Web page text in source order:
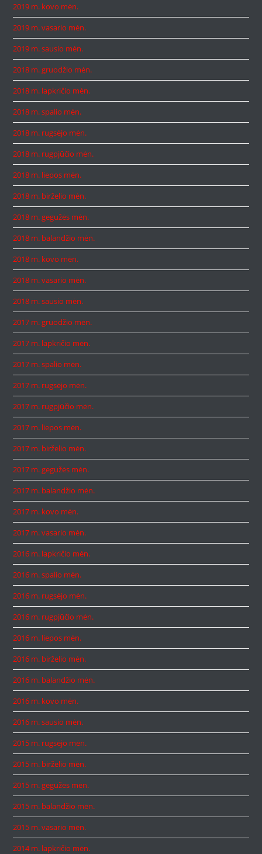
2019 m. kovo mėn.
2019 m. vasario mėn.
2019 m. sausio mėn.
2018 m. gruodžio mėn.
2018 m. lapkričio mėn.
2018 m. spalio mėn.
2018 m. rugsėjo mėn.
2018 m. rugpjūčio mėn.
2018 m. liepos mėn.
2018 m. birželio mėn.
2018 m. gegužės mėn.
2018 m. balandžio mėn.
2018 m. kovo mėn.
2018 m. vasario mėn.
2018 m. sausio mėn.
2017 m. gruodžio mėn.
2017 m. lapkričio mėn.
2017 m. spalio mėn.
2017 m. rugsėjo mėn.
2017 m. rugpjūčio mėn.
2017 m. liepos mėn.
2017 m. birželio mėn.
2017 m. gegužės mėn.
2017 m. balandžio mėn.
2017 m. kovo mėn.
2017 m. vasario mėn.
2016 m. lapkričio mėn.
2016 m. spalio mėn.
2016 m. rugsėjo mėn.
2016 m. rugpjūčio mėn.
2016 m. liepos mėn.
2016 m. birželio mėn.
2016 m. balandžio mėn.
2016 m. kovo mėn.
2016 m. sausio mėn.
2015 m. rugsėjo mėn.
2015 m. birželio mėn.
2015 m. gegužės mėn.
2015 m. balandžio mėn.
2015 m. vasario mėn.
2014 m. lapkričio mėn.